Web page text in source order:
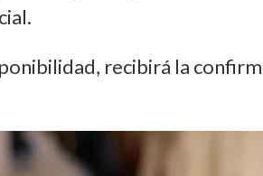
recibirá la